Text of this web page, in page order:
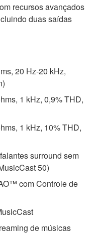
recursos avançados
duas saídas
20 Hz-20 kHz,
1 kHz, 0,9% THD,
1 kHz, 10% THD,
surround sem
50)
com Controle de
de músicas